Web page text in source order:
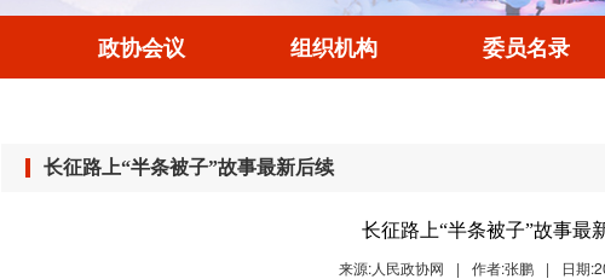
政协会议 组织机构 委员名录
长征路上“半条被子”故事最新后续
长征路上“半条被子”故事最
来源:人民政协网
| 作者:张鹏 | 日期